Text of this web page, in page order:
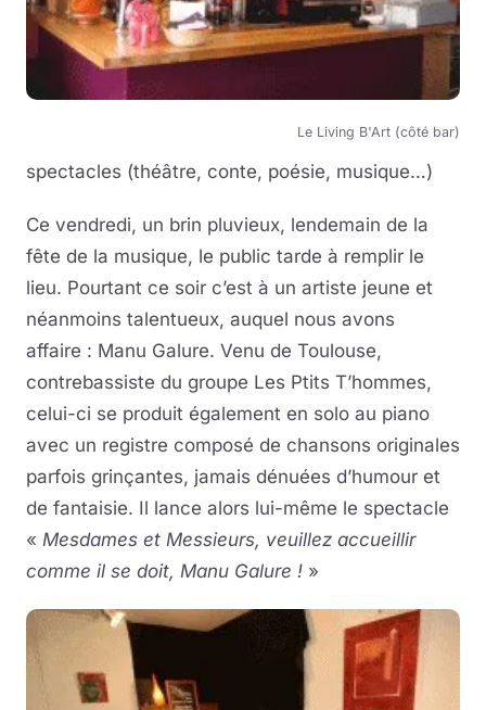
Le Living B'Art (côté bar)
spectacles (théâtre, conte, poésie, musique…)
Ce vendredi, un brin pluvieux, lendemain de la
fête de la musique, le public tarde à remplir le
lieu. Pourtant ce soir c’est à un artiste jeune et
néanmoins talentueux, auquel nous avons
affaire : Manu Galure. Venu de Toulouse,
contrebassiste du groupe Les Ptits T’hommes,
celui-ci se produit également en solo au piano
avec un registre composé de chansons originales
parfois grinçantes, jamais dénuées d’humour et
de fantaisie. Il lance alors lui-même le spectacle
« Mesdames et Messieurs, veuillez accueillir
comme il se doit, Manu Galure ! »